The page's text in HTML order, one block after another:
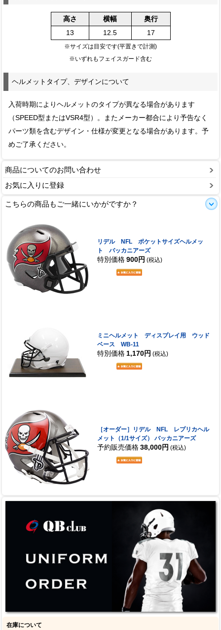
高さ 横幅
奥行
13
12.5 17
※サイズは目安です(平置きで計測)
※いずれもフェイスガード含む
ヘルメットタイプ、デザインについて
入荷時期によりヘルメットのタイプが異なる場合があります
（SPEED型またはVSR4型）。またメーカー都合により予告なく
パーツ類を含むデザイン・仕様が変更となる場合があります。予
めご了承ください。
商品についてのお問い合わせ
お気に入りに登録
こちらの商品もご一緒にいかがですか？
リデル NFL ポケットサイズヘルメッ
ト バッカニアーズ
特別価格 900円 (税込)
ミニヘルメット ディスプレイ用 ウッド
ベース WB-11
特別価格 1,170円 (税込)
［オーダー］リデル NFL レプリカヘル
メット（1/1サイズ） バッカニアーズ
予約販売価格 38,000円 (税込)
在庫について